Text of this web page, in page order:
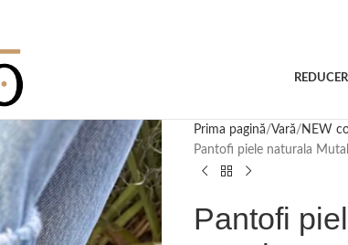
REDUCERI
Prima pagină Vară
NEW
Pantofi piele naturala
Pantofi